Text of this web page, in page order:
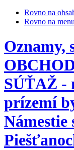
Rovno na
Rovno na menu
Oznamy,
SÚŤAŽ -
prízemí
Námestie